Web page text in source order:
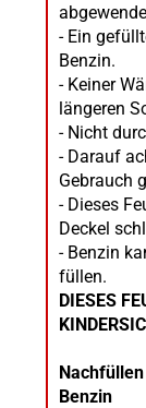
- Ein
Benzin.
- Keiner
längeren
- Nicht
- Darauf
Gebrauch
- Dieses
Deckel
- Benzin
füllen.
DIESES
Benzin